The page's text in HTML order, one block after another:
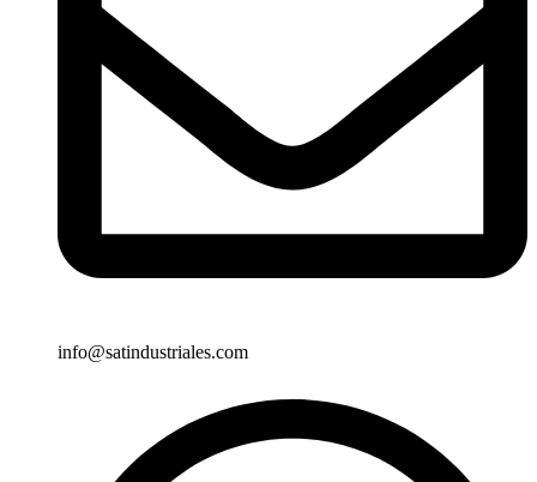
info@satindustriales.com